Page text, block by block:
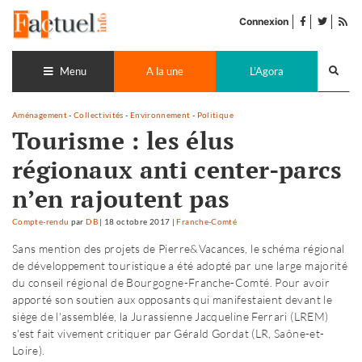
contenu
Connexion facebook
twitter
Menu A la une L'Agora
Aménagement-Collectivités - Environnement - Politique
Tourisme : les élus
régionaux anti center-parcs
n’en rajoutent pas
Compte-rendu parDB| 18 octobre 2017 |Franche-Comté
Sans mention des projets de Pierre&Vacances, le schéma régional
de développement touristique a été adopté par une large majorité
du conseil régional de Bourgogne-Franche-Comté. Pour avoir
apporté son soutien aux opposants qui manifestaient devant le
siège de l'assemblée, la Jurassienne Jacqueline Ferrari (LREM)
s'est fait vivement critiquer par Gérald Gordat (LR, Saône-et-
Loire).